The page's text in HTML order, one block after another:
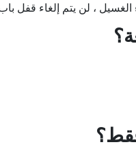
، لن يتم إلغاء قفل